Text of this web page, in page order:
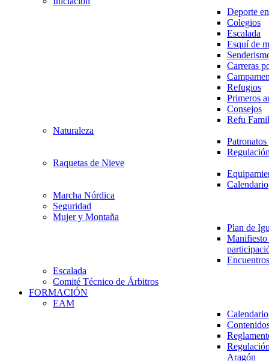
Deporte
Colegios
Escalada
Esquí de
Carreras
Refugios
Primeros
Consejos
Refu
Naturaleza
Raquetas de Nieve
Calendario
Marcha Nórdica
Seguridad
Mujer y Montaña
Plan de
Escalada
Comité Técnico de Árbitros
FORMACIÓN
EAM
Aragón